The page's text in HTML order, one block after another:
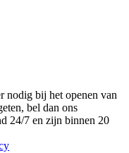
nodig bij het openen van
bel dan ons
24/7 en zijn binnen 20